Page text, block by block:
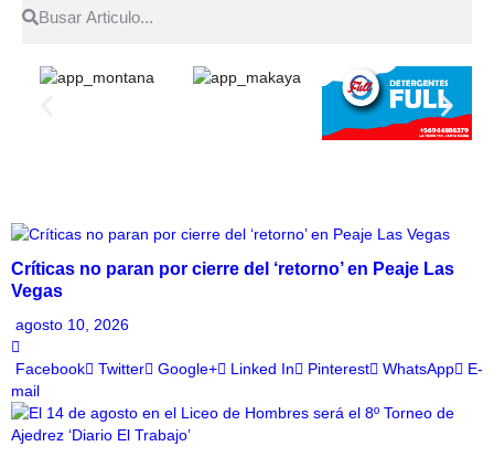
Críticas no paran por cierre del ‘retorno’ en Peaje Las
Vegas
agosto 10, 2026
Facebook Twitter Google+ Linked In Pinterest WhatsApp
E-
mail